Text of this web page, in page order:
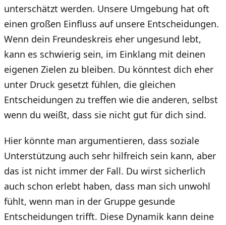
unterschätzt werden. Unsere Umgebung hat oft
einen großen Einfluss auf unsere Entscheidungen.
Wenn dein Freundeskreis eher ungesund lebt,
kann es schwierig sein, im Einklang mit deinen
eigenen Zielen zu bleiben. Du könntest dich eher
unter Druck gesetzt fühlen, die gleichen
Entscheidungen zu treffen wie die anderen, selbst
wenn du weißt, dass sie nicht gut für dich sind.
Hier könnte man argumentieren, dass soziale
Unterstützung auch sehr hilfreich sein kann, aber
das ist nicht immer der Fall. Du wirst sicherlich
auch schon erlebt haben, dass man sich unwohl
fühlt, wenn man in der Gruppe gesunde
Entscheidungen trifft. Diese Dynamik kann deine